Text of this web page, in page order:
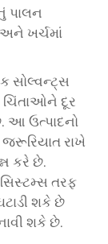
પાલન
ખર્ચમાં
સોલ્વન્ટ્સ
ચિંતાઓને દૂર
આ ઉત્પાદનો
જરૂરિયાત રાખે
કરે છે.
તરફ
શકે છે
શકે છે.